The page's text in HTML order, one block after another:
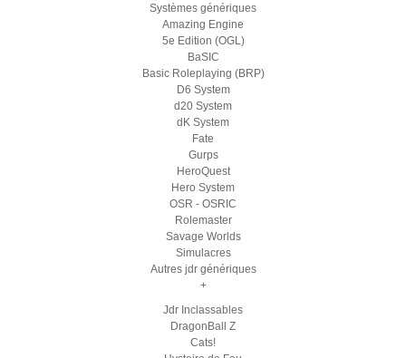
Systèmes génériques
Amazing Engine
5e Edition (OGL)
BaSIC
Basic Roleplaying (BRP)
D6 System
d20 System
dK System
Fate
Gurps
HeroQuest
Hero System
OSR - OSRIC
Rolemaster
Savage Worlds
Simulacres
Autres jdr génériques
+
Jdr Inclassables
DragonBall Z
Cats!